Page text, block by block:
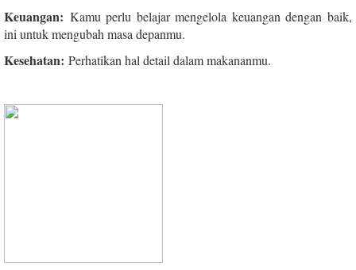
Keuangan: Kamu perlu belajar mengelola keuangan dengan baik,
ini untuk mengubah masa depanmu.
Kesehatan: Perhatikan hal detail dalam makananmu.